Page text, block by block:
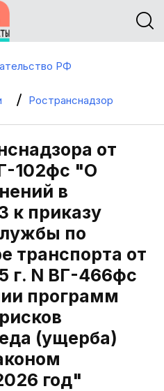
РФ
Ространснадзор
от
102фс "О
в
к приказу
по
транспорта от
г. N ВГ-466фс
программ
(ущерба)
год"